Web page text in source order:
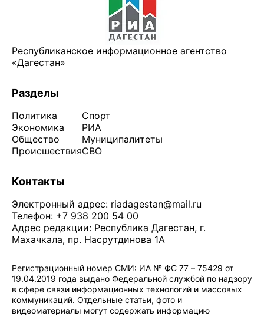
Республиканское информационное агентство
«Дагестан»
Разделы
Политика
Экономика
Общество
Происшествия
Спорт
РИА
Муниципалитеты
СВО
Контакты
Электронный адрес: riadagestan@mail.ru
Телефон: +7 938 200 54 00
Адрес редакции: Республика Дагестан, г.
Махачкала, пр. Насрутдинова 1А
Регистрационный номер СМИ: ИА № ФС 77 – 75429 от
19.04.2019 года выдано Федеральной службой по надзору
в сфере связи информационных технологий и массовых
коммуникаций. Отдельные статьи, фото и
видеоматериалы могут содержать информацию